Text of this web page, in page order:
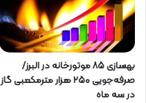
بهسازی ۸۵ موتورخانه در البرز/
صرفه‌جویی ۲۵۰ هزار مترمکعبی گاز
در سه ماه